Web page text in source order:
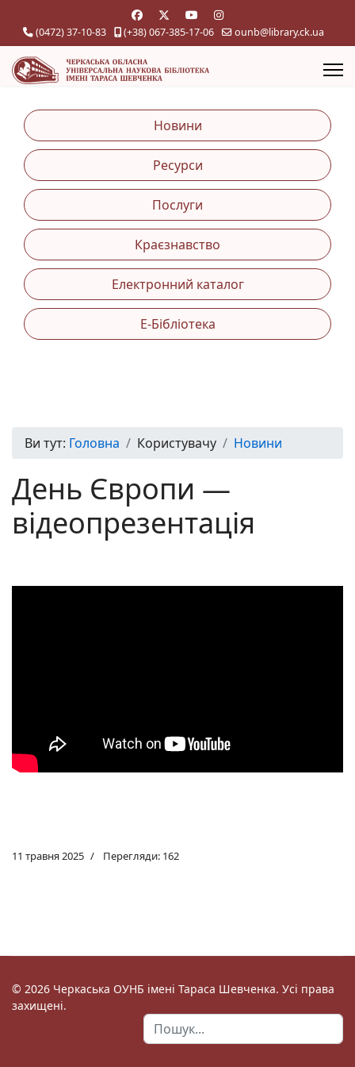
(0472) 37-10-83 (+38) 067-385-17-06 ounb@library.ck.ua
Новини
Ресурси
Послуги
Краєзнавство
Електронний каталог
Е-Бібліотека
Ви тут: Головна Користувачу Новини
День Європи —
відеопрезентація
11 травня 2025 Перегляди: 162
© 2026 Черкаська ОУНБ імені Тараса Шевченка. Усі права
захищені.
Пошук